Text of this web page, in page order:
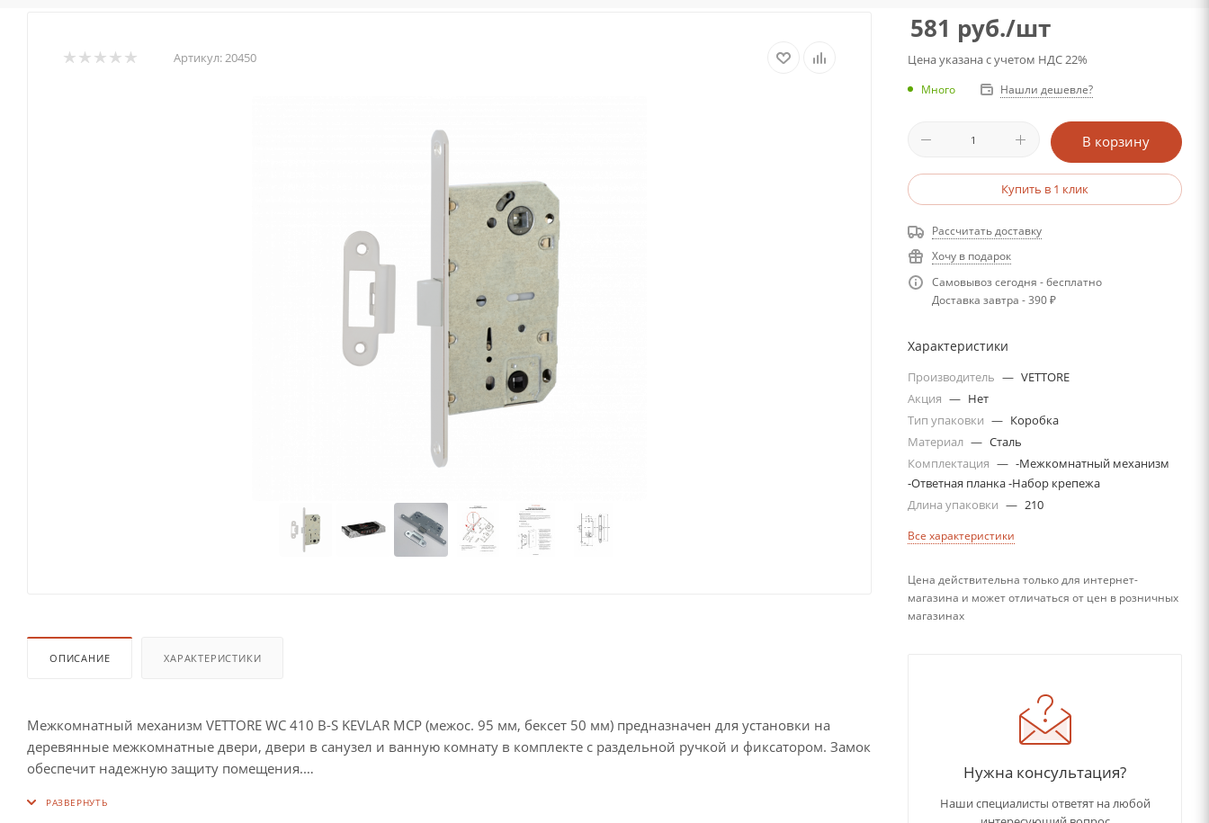
Артикул:20450
ОПИСАНИЕ ХАРАКТЕРИСТИКИ
Межкомнатный механизм VETTORE WC 410 B-S KEVLAR MCP (межос. 95 мм, бексет 50 мм) предназначен для установки на
деревянные межкомнатные двери, двери в санузел и ванную комнату в комплекте с раздельной ручкой и фиксатором. Замок
обеспечит надежную защиту помещения.
Сторона открывания: универсальная.
581 руб./шт
Цена указана с учетом НДС 22%
Много Нашли дешевле?
В корзину
Купить в 1 клик
Рассчитать доставку
Хочу в подарок
Самовывоз сегодня - бесплатно
Доставка завтра - 390 ₽
Характеристики
Производитель — VETTORE
Акция — Нет
Тип упаковки — Коробка
Материал — Сталь
Комплектация — -Межкомнатный механизм
-Ответная планка -Набор крепежа
Длина упаковки — 210
Все характеристики
Цена действительна только для интернет-
магазина и может отличаться от цен в розничных
магазинах
Нужна консультация?
Наши специалисты ответят на любой